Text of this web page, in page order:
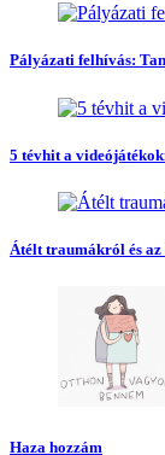
Pályázati felhívás:
5 tévhit a
Átélt traumákról és
Haza hozzám